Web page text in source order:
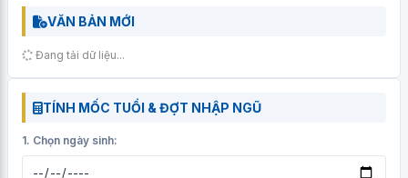
VĂN BẢN MỚI
Đang tải dữ liệu...
TÍNH MỐC TUỔI & ĐỢT NHẬP NGŨ
1. Chọn ngày sinh: